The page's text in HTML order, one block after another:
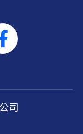
司